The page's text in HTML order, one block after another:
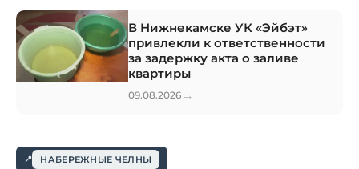
В Нижнекамске УК «Эйбэт»
привлекли к ответственности
за задержку акта о заливе
квартиры
09.08.2026 →
НАБЕРЕЖНЫЕ ЧЕЛНЫ